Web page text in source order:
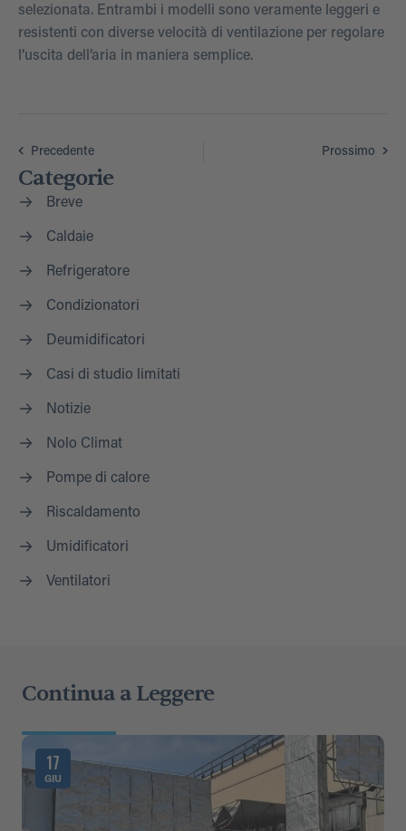
selezionata. Entrambi i modelli sono veramente leggeri e
resistenti con diverse velocità di ventilazione per regolare
l’uscita dell’aria in maniera semplice.
Precedente Prossimo
Categorie
Breve
Caldaie
Refrigeratore
Condizionatori
Deumidificatori
Casi di studio limitati
Notizie
Nolo Climat
Pompe di calore
Riscaldamento
Umidificatori
Ventilatori
Continua a Leggere
17
GIU